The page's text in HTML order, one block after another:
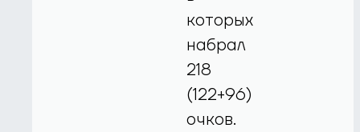
которых
набрал
218
(122+96)
очков.